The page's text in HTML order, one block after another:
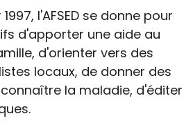
pas l’exposé du
que tel.
doit être adaptée par
respect de l’individu en
et adulte, et prendre en
d’une même
l'AFSED se donne pour
d'apporter une aide au
d'orienter vers des
locaux, de donner des
la maladie, d'éditer